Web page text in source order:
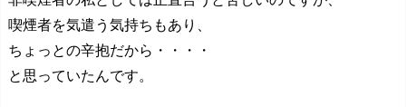
喫煙者を気遣う気持ちもあり、
ちょっとの辛抱だから・・・・
と思っていたんです。